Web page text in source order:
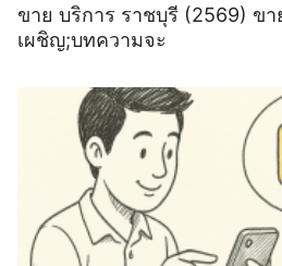
ขาย บริการ ราชบุรี (2569) ข
เผชิญ;บทความจะ